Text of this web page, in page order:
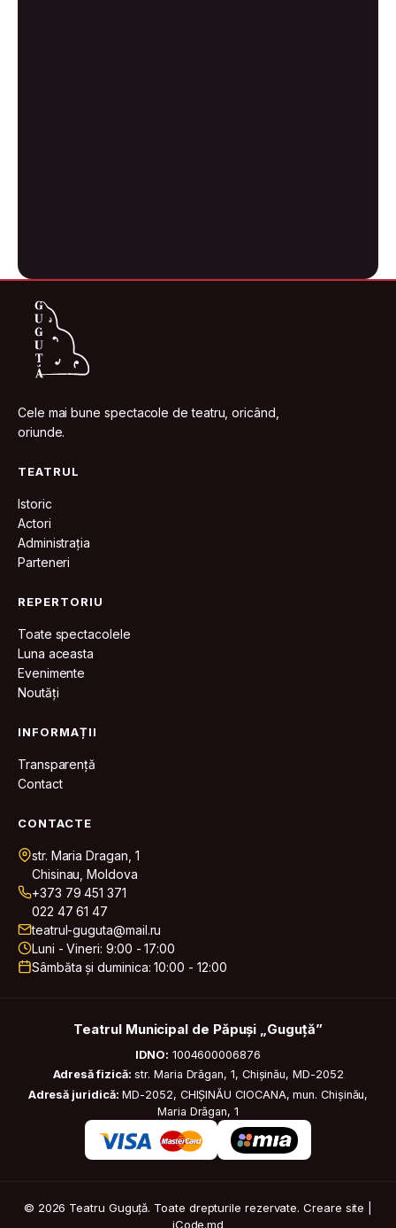
Cele mai bune spectacole de teatru, oricând,
oriunde.
TEATRUL
Istoric
Actori
Administrația
Parteneri
REPERTORIU
Toate spectacolele
Luna aceasta
Evenimente
Noutăți
INFORMAȚII
Transparență
Contact
CONTACTE
str. Maria Dragan, 1
Chisinau, Moldova
+373 79 451 371
022 47 61 47
teatrul-guguta@mail.ru
Luni - Vineri: 9:00 - 17:00
Sâmbăta și duminica: 10:00 - 12:00
Teatrul Municipal de Păpuși „Guguță”
IDNO: 1004600006876
Adresă fizică: str. Maria Drăgan, 1, Chișinău, MD-2052
Adresă juridică: MD-2052, CHIȘINĂU CIOCANA, mun. Chișinău,
Maria Drăgan, 1
© 2026 Teatru Guguță. Toate drepturile rezervate.Creare site |
iCode.md